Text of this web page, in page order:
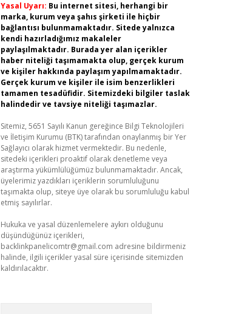
Yasal Uyarı: Bu internet sitesi, herhangi bir
marka, kurum veya şahıs şirketi ile hiçbir
bağlantısı bulunmamaktadır. Sitede yalnızca
kendi hazırladığımız makaleler
paylaşılmaktadır. Burada yer alan içerikler
haber niteliği taşımamakta olup, gerçek kurum
ve kişiler hakkında paylaşım yapılmamaktadır.
Gerçek kurum ve kişiler ile isim benzerlikleri
tamamen tesadüfidir. Sitemizdeki bilgiler taslak
halindedir ve tavsiye niteliği taşımazlar.
Sitemiz, 5651 Sayılı Kanun gereğince Bilgi Teknolojileri
ve İletişim Kurumu (BTK) tarafından onaylanmış bir Yer
Sağlayıcı olarak hizmet vermektedir. Bu nedenle,
sitedeki içerikleri proaktif olarak denetleme veya
araştırma yükümlülüğümüz bulunmamaktadır. Ancak,
üyelerimiz yazdıkları içeriklerin sorumluluğunu
taşımakta olup, siteye üye olarak bu sorumluluğu kabul
etmiş sayılırlar.
Hukuka ve yasal düzenlemelere aykırı olduğunu
düşündüğünüz içerikleri,
backlinkpanelicomtr@gmail.com adresine bildirmeniz
halinde, ilgili içerikler yasal süre içerisinde sitemizden
kaldırılacaktır.